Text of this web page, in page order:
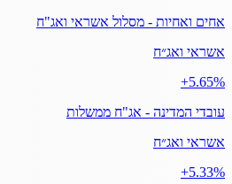
אחים ואחיות - מסלול אשראי ואג"ח
אשראי ואג״ח
‎+5.65%
עובדי המדינה - אג"ח ממשלות
אשראי ואג״ח
‎+5.33%